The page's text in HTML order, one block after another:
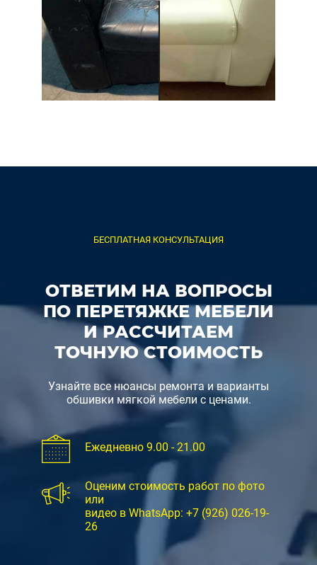
БЕСПЛАТНАЯ КОНСУЛЬТАЦИЯ
ОТВЕТИМ НА ВОПРОСЫ
ПО ПЕРЕТЯЖКЕ МЕБЕЛИ
И РАССЧИТАЕМ
ТОЧНУЮ СТОИМОСТЬ
Узнайте все нюансы ремонта и варианты
обшивки мягкой мебели с ценами.
Ежедневно 9.00 - 21.00
Оценим стоимость работ по фото
или
видео в WhatsApp:+7 (926) 026-19-
26